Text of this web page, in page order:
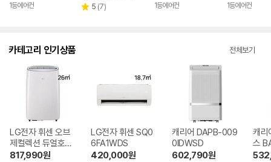
1등에어컨
별 5 리
(7)
1등에어컨
1등에어컨
카테고리 인기상품 전체보기
LG전자 휘센 오브
제컬렉션 듀얼호스
PQ08FDWBS
817,990원
LG전자 휘센 SQ0
6FA1WDS
420,000원
캐리어 DAPB-009
0IDWSD
602,790원
캐리
스